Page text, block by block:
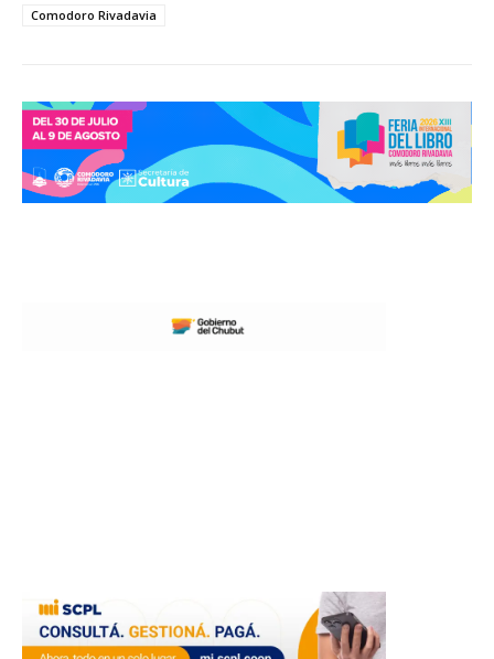
Comodoro Rivadavia